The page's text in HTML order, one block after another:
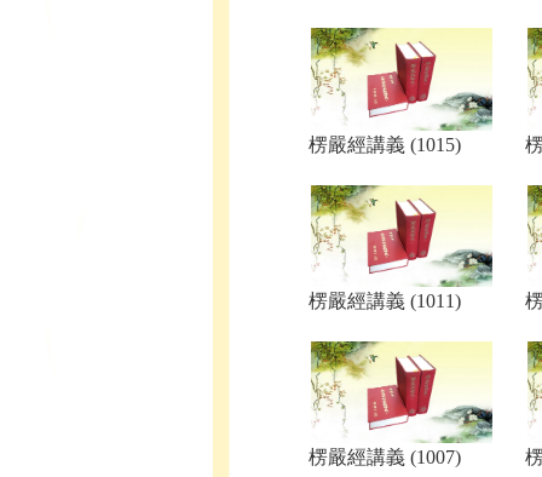
楞嚴經講義 (1015)
楞嚴經講義 (1011)
楞嚴經講義 (1007)